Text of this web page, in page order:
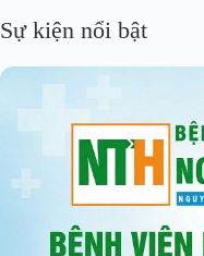
Sự kiện nổi bật